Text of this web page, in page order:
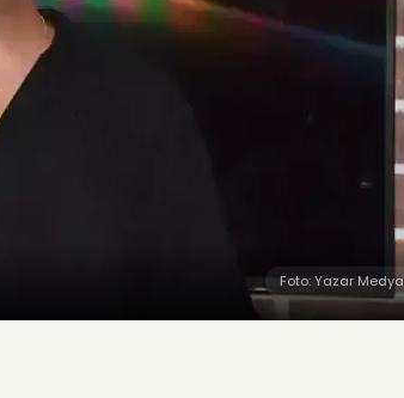
Foto: Yazar Medya